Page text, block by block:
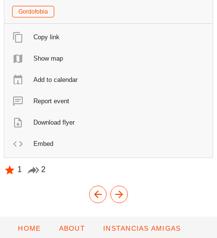
Gordofobia
Copy link
Show map
Add to calendar
Report event
Download flyer
Embed
1 2
HOME ABOUT INSTANCIAS AMIGAS